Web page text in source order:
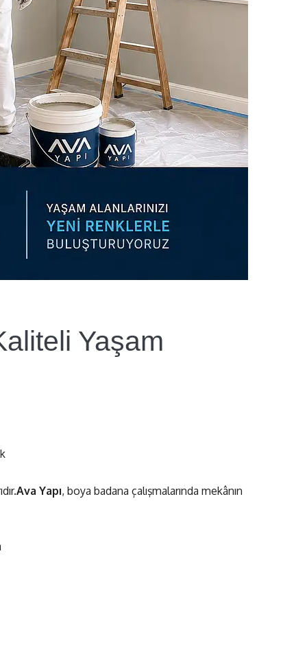
Yaşam
Ava Yapı, boya badana çalışmalarında mekânın